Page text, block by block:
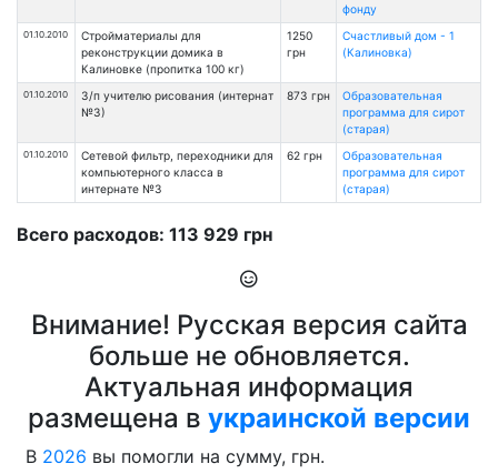
фонду
01.10.2010
Стройматериалы для
реконструкции домика в
Калиновке (пропитка 100 кг)
1250
грн
Счастливый дом - 1
(Калиновка)
01.10.2010
З/п учителю рисования (интернат
№3)
873 грн
Образовательная
программа для сирот
(старая)
01.10.2010
Сетевой фильтр, переходники для
компьютерного класса в
интернате №3
62 грн
Образовательная
программа для сирот
(старая)
Всего расходов: 113 929 грн
Внимание! Русская версия сайта
больше не обновляется.
Актуальная информация
размещена в украинской версии
В 2026 вы помогли на сумму, грн.